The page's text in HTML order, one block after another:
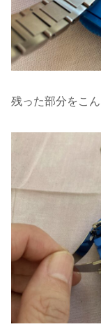
残った部分をこん